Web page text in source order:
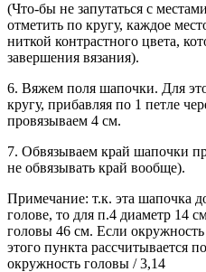
(Что-бы не запутаться с
отметить по кругу, каждое
ниткой контрастного цвета,
завершения вязания).
6. Вяжем поля шапочки. Для
кругу, прибавляя по 1 петле
провязываем 4 см.
7. Обвязываем край шапочки
не обвязывать край вообще).
Примечание: т.к. эта шапочка
голове, то для п.4 диаметр 14
головы 46 см. Если
этого пункта рассчитывается
окружность головы / 3,14